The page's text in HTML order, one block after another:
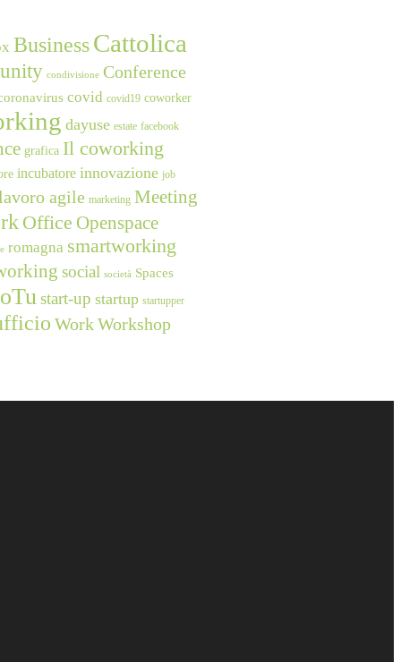
BusinessCattolica
condivisione Conference
covid covid19 coworker
dayuse estate facebook
grafica Il coworking
incubatore innovazione job
agile marketing Meeting
Office Openspace
romagna smartworking
social società Spaces
start-up startup startupper
WorkWorkshop